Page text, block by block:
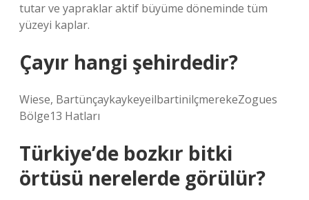
tutar ve yapraklar aktif büyüme döneminde tüm
yüzeyi kaplar.
Çayır hangi şehirdedir?
Wiese, BartünçaykaykeyeilbartinilçmerekeZogues
Bölge13 Hatları
Türkiye’de bozkır bitki
örtüsü nerelerde görülür?